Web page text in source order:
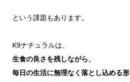
という課題もあります。
K9ナチュラルは、
生食の良さを残しながら、
毎日の生活に無理なく落とし込める形